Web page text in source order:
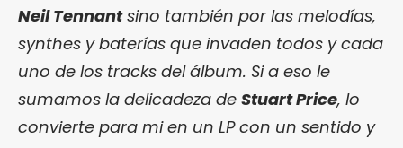
Neil Tennantsino también por las melodías,
synthes y baterías que invaden todos y cada
uno de los tracks del álbum. Si a eso le
sumamos la delicadeza de Stuart Price, lo
convierte para mi en un LP con un sentido y